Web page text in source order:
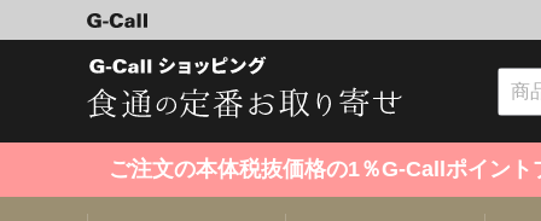
ご注文の本体税抜価格の1％G-Callポイン